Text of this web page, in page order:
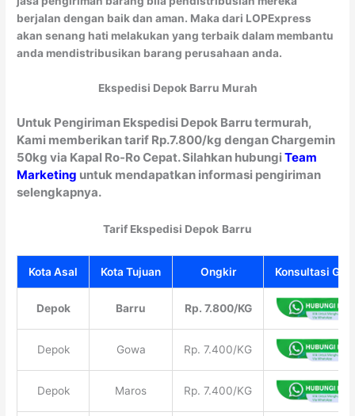
berjalan dengan baik dan aman. Maka dari LOPExpress
akan senang hati melakukan yang terbaik dalam membantu
anda mendistribusikan barang perusahaan anda.
Ekspedisi Depok Barru Murah
Untuk Pengiriman Ekspedisi Depok Barru termurah,
Kami memberikan tarif Rp.7.800/kg dengan Chargemin
50kg via Kapal Ro-Ro Cepat. Silahkan hubungiTeam
Marketing untuk mendapatkan informasi pengiriman
selengkapnya.
Tarif Ekspedisi Depok Barru
Kota Asal Kota Tujuan Ongkir Konsultasi
Depok Barru Rp. 7.800/KG
Depok Gowa Rp. 7.400/KG
Depok Maros Rp. 7.400/KG